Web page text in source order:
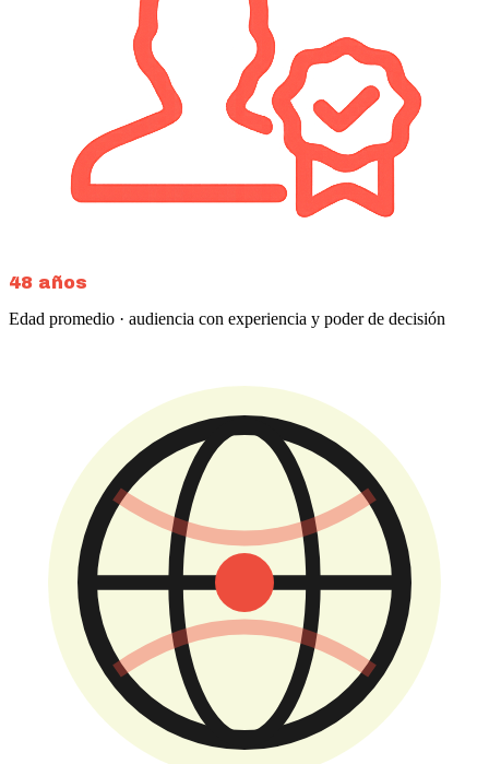
48 años
Edad promedio · audiencia con experiencia y poder de decisión